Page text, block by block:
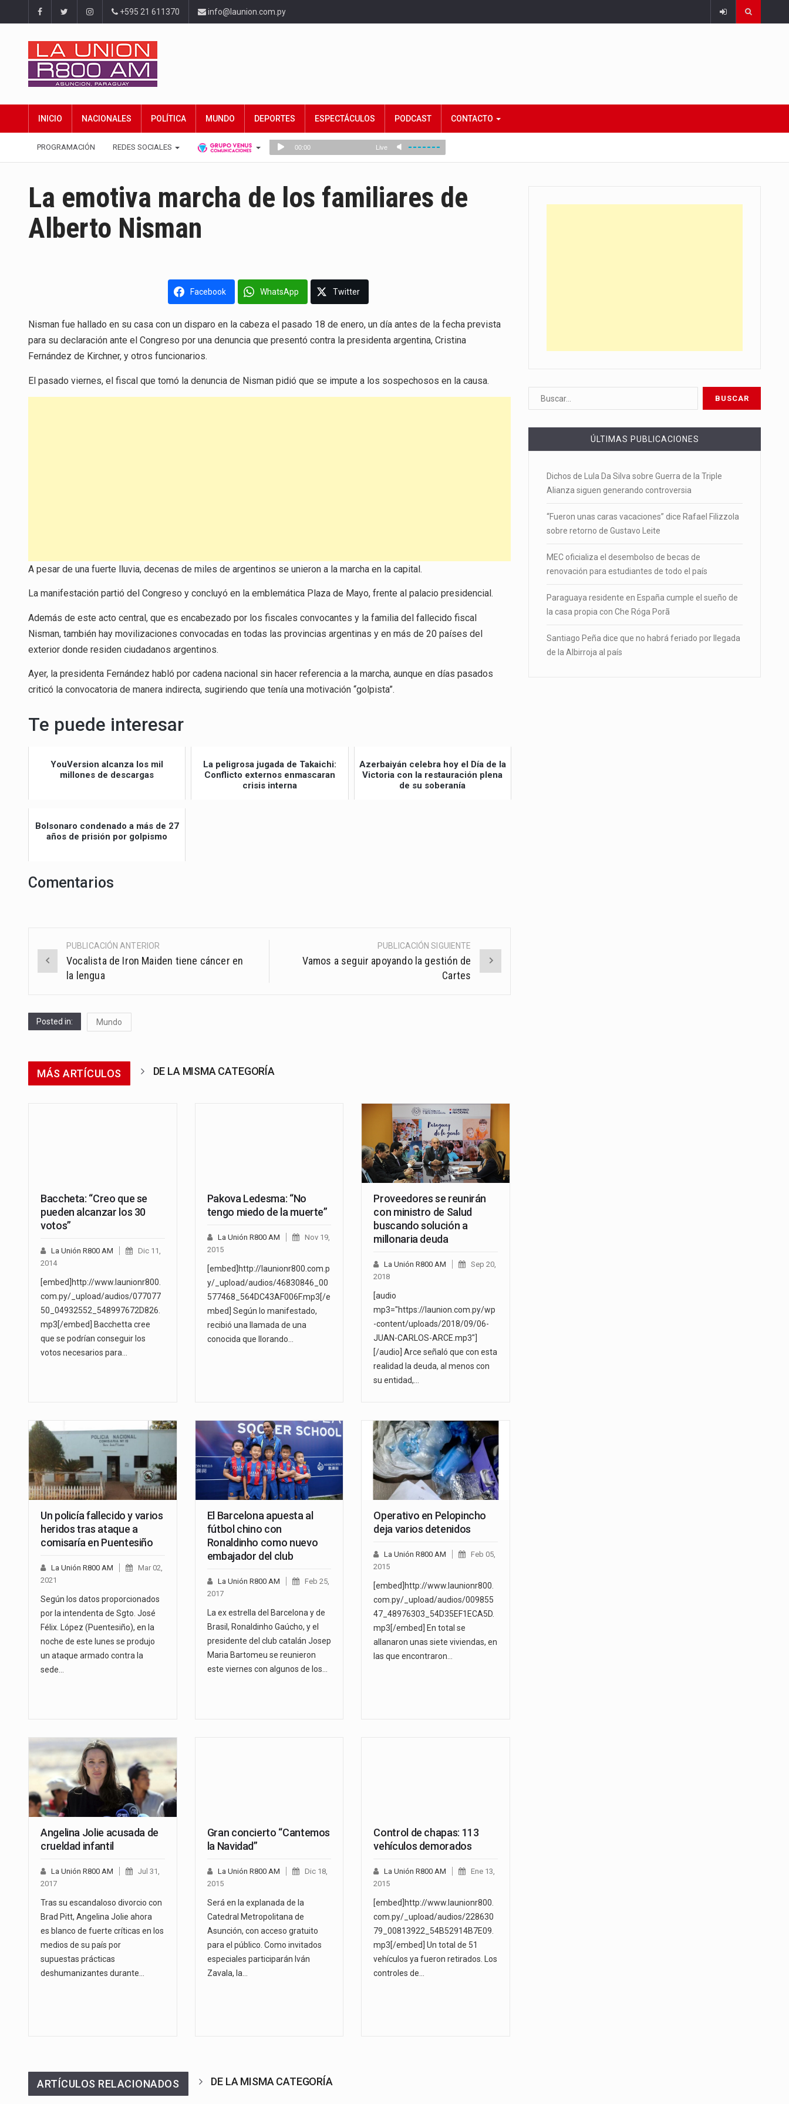
+595 21 611370 info@launion.com.py
INICIO NACIONALES POLÍTICA MUNDO DEPORTES ESPECTÁCULOS PODCAST CONTACTO
PROGRAMACIÓN REDES SOCIALES
La emotiva marcha de los familiares de
Alberto Nisman
Facebook WhatsApp Twitter
Nisman fue hallado en su casa con un disparo en la cabeza el pasado 18 de enero, un día antes de la fecha prevista
para su declaración ante el Congreso por una denuncia que presentó contra la presidenta argentina, Cristina
Fernández de Kirchner, y otros funcionarios.
El pasado viernes, el fiscal que tomó la denuncia de Nisman pidió que se impute a los sospechosos en la causa.
A pesar de una fuerte lluvia, decenas de miles de argentinos se unieron a la marcha en la capital.
La manifestación partió del Congreso y concluyó en la emblemática Plaza de Mayo, frente al palacio presidencial.
Además de este acto central, que es encabezado por los fiscales convocantes y la familia del fallecido fiscal
Nisman, también hay movilizaciones convocadas en todas las provincias argentinas y en más de 20 países del
exterior donde residen ciudadanos argentinos.
Ayer, la presidenta Fernández habló por cadena nacional sin hacer referencia a la marcha, aunque en días pasados
criticó la convocatoria de manera indirecta, sugiriendo que tenía una motivación “golpista”.
Te puede interesar
YouVersion alcanza los mil
millones de descargas
La peligrosa jugada de Takaichi:
Conflicto externos enmascaran
crisis interna
Azerbaiyán celebra hoy el Día de la
Victoria con la restauración plena
de su soberanía
Bolsonaro condenado a más de 27
años de prisión por golpismo
Comentarios
Post
navigation
PUBLICACIÓN ANTERIOR
Vocalista de Iron Maiden tiene cáncer en
la lengua
PUBLICACIÓN SIGUIENTE
Vamos a seguir apoyando la gestión de
Cartes
Posted in: Mundo
MÁS ARTÍCULOS DE LA MISMA CATEGORÍA
Baccheta: “Creo que se
pueden alcanzar los 30
votos”
La Unión R800 AM
Dic 11,
2014
[embed]http://www.launionr800.
com.py/_upload/audios/077077
50_04932552_548997672D826.
mp3[/embed] Bacchetta cree
que se podrían conseguir los
votos necesarios para…
Pakova Ledesma: “No
tengo miedo de la muerte”
La Unión R800 AM
Nov 19,
2015
[embed]http://launionr800.com.p
y/_upload/audios/46830846_00
577468_564DC43AF006F.mp3[/e
mbed] Según lo manifestado,
recibió una llamada de una
conocida que llorando…
Proveedores se reunirán
con ministro de Salud
buscando solución a
millonaria deuda
La Unión R800 AM
Sep 20,
2018
[audio
mp3="https://launion.com.py/wp
-content/uploads/2018/09/06-
JUAN-CARLOS-ARCE.mp3"]
[/audio] Arce señaló que con esta
realidad la deuda, al menos con
su entidad,…
Un policía fallecido y varios
heridos tras ataque a
comisaría en Puentesiño
La Unión R800 AM
Mar 02,
2021
Según los datos proporcionados
por la intendenta de Sgto. José
Félix. López (Puentesiño), en la
noche de este lunes se produjo
un ataque armado contra la
sede…
El Barcelona apuesta al
fútbol chino con
Ronaldinho como nuevo
embajador del club
La Unión R800 AM
Feb 25,
2017
La ex estrella del Barcelona y de
Brasil, Ronaldinho Gaúcho, y el
presidente del club catalán Josep
Maria Bartomeu se reunieron
este viernes con algunos de los…
Operativo en Pelopincho
deja varios detenidos
La Unión R800 AM
Feb 05,
2015
[embed]http://www.launionr800.
com.py/_upload/audios/009855
47_48976303_54D35EF1ECA5D.
mp3[/embed] En total se
allanaron unas siete viviendas, en
las que encontraron…
Angelina Jolie acusada de
crueldad infantil
La Unión R800 AM
Jul 31,
2017
Tras su escandaloso divorcio con
Brad Pitt, Angelina Jolie ahora
es blanco de fuerte críticas en los
medios de su país por
supuestas prácticas
deshumanizantes durante…
Gran concierto “Cantemos
la Navidad”
La Unión R800 AM
Dic 18,
2015
Será en la explanada de la
Catedral Metropolitana de
Asunción, con acceso gratuito
para el público. Como invitados
especiales participarán Iván
Zavala, la…
Control de chapas: 113
vehículos demorados
La Unión R800 AM
Ene 13,
2015
[embed]http://www.launionr800.
com.py/_upload/audios/228630
79_00813922_54B52914B7E09.
mp3[/embed] Un total de 51
vehículos ya fueron retirados. Los
controles de…
ARTÍCULOS RELACIONADOS DE LA MISMA CATEGORÍA
ÚLTIMAS PUBLICACIONES
Dichos de Lula Da Silva sobre Guerra de la Triple
Alianza siguen generando controversia
“Fueron unas caras vacaciones” dice Rafael Filizzola
sobre retorno de Gustavo Leite
MEC oficializa el desembolso de becas de
renovación para estudiantes de todo el país
Paraguaya residente en España cumple el sueño de
la casa propia con Che Róga Porã
Santiago Peña dice que no habrá feriado por llegada
de la Albirroja al país